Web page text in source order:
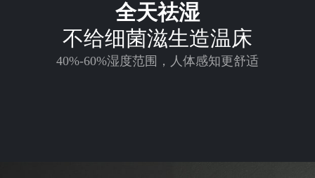
全天祛湿
不给细菌滋生造温床
40%-60%湿度范围，人体感知更舒适